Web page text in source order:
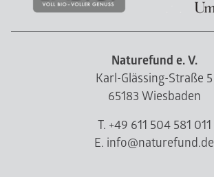
Naturefund e. V.
Karl-Glässing-Straße 5
65183 Wiesbaden
T. +49 611 504 581 011
E. info@naturefund.de